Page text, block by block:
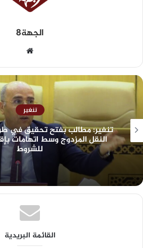
الجهة8
تنغير
تنغير: مطالب بفتح تحقيق
النقل المزدوج وسط اتهامات
للشروط
القائمة البريدية